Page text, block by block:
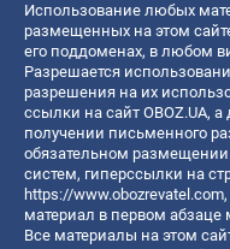
Использование любых
размещенных на этом
его поддоменах, в любом
Разрешается
разрешения на их
ссылки на сайт OBOZ.UA,
получении письменного
обязательном
систем, гиперссылки на
https://www.obozrevatel.com
материал в первом абзаце
Все материалы на этом